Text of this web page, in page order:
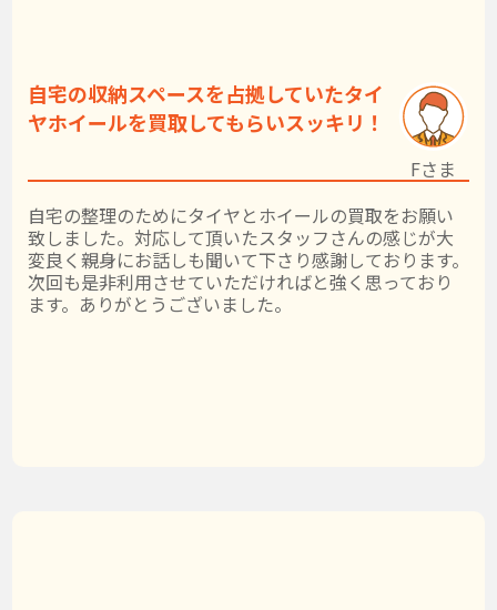
自宅の収納スペースを占拠していたタイ
ヤホイールを買取してもらいスッキリ！
自宅の整理のためにタイヤとホイールの買取をお願い
致しました。対応して頂いたスタッフさんの感じが大
変良く親身にお話しも聞いて下さり感謝しております。
次回も是非利用させていただければと強く思っており
ます。ありがとうございました。
Fさま